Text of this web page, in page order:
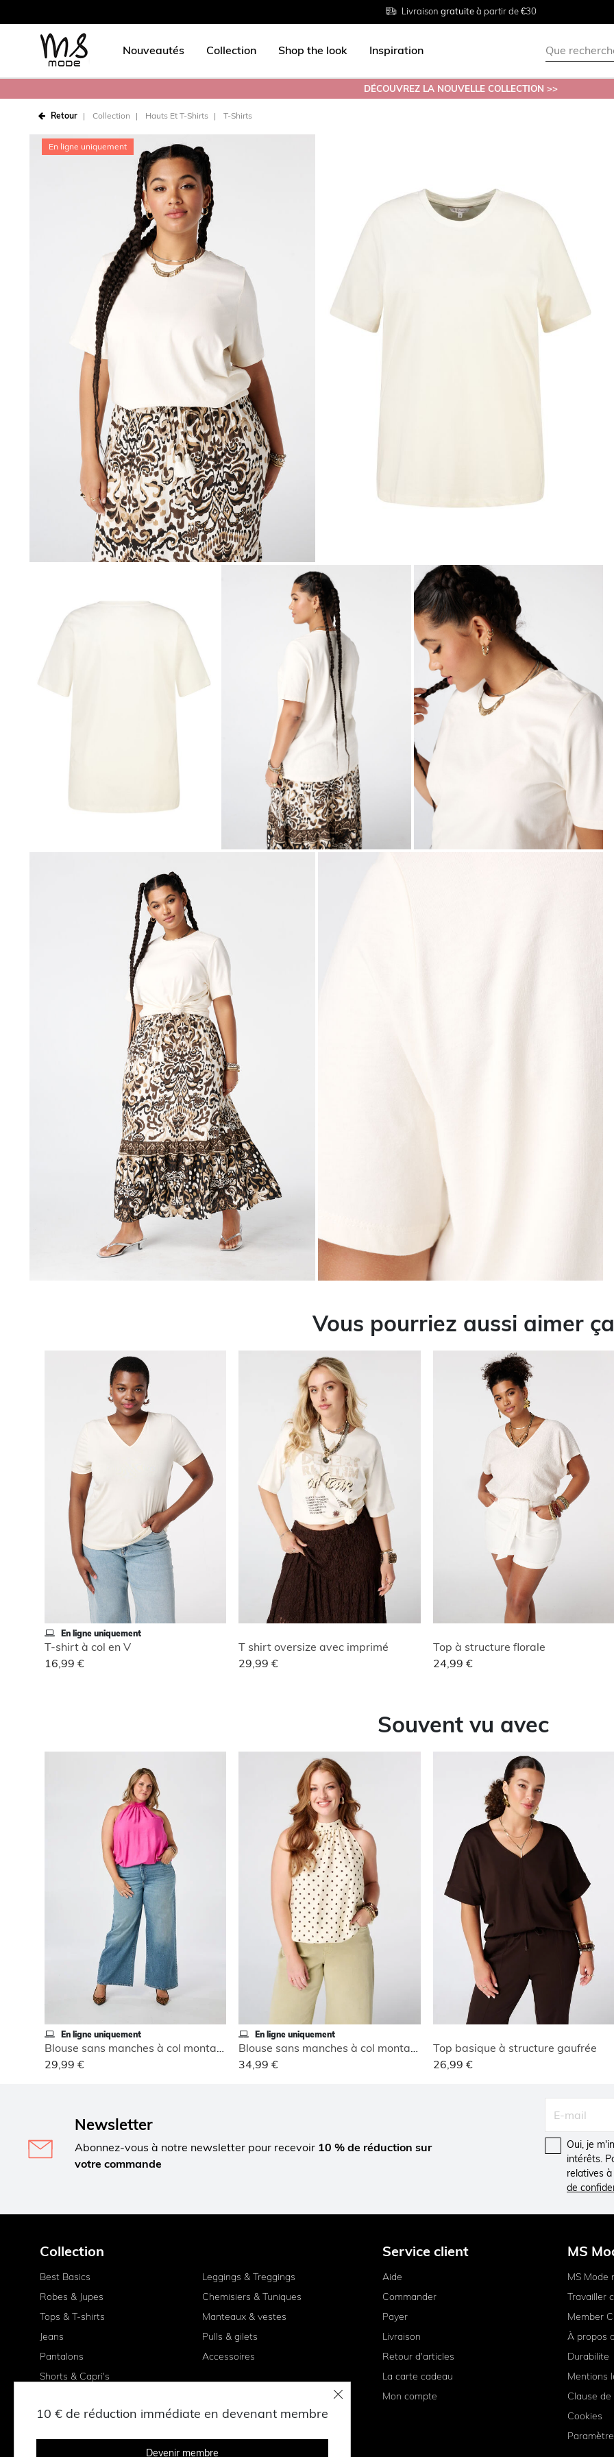
Livraison gratuiteà partir de €30
Tailles du38 au 54
Retourgratuit en magasin
Nouveautés Collection Shop the look Inspiration
DÉCOUVREZ LA NOUVELLE COLLECTION >>
Retour Collection Hauts Et T-Shirts T-Shirts
En ligne uniquement
Vous pourriez aussi aimer ça
En ligne uniquement
T-shirt à col en V
16,99 €
T shirt oversize avec imprimé
29,99 €
Top à structure florale
24,99 €
Souvent vu avec
En ligne uniquement
Blouse sans manches à col montant
29,99 €
En ligne uniquement
Blouse sans manches à col montant
34,99 €
Top basique à structure gaufrée
26,99 €
Newsletter
Abonnez-vous à notre newsletter pour recevoir 10 % de réduction sur
votre commande
Oui, je
intérêts.
relatives
de
Collection
Best Basics
Robes & Jupes
Tops & T-shirts
Jeans
Pantalons
Shorts & Capri's
Leggings & Treggings
Chemisiers & Tuniques
Manteaux & vestes
Pulls & gilets
Accessoires
Service client
Aide
Commander
Payer
Livraison
Retour d'articles
La carte cadeau
Mon compte
MS
MS Mode
Travailler
Member
À propos
Durabilite
Mentions
Clause
Cookies
10 € de réduction immédiate en devenant membre
Devenir membre